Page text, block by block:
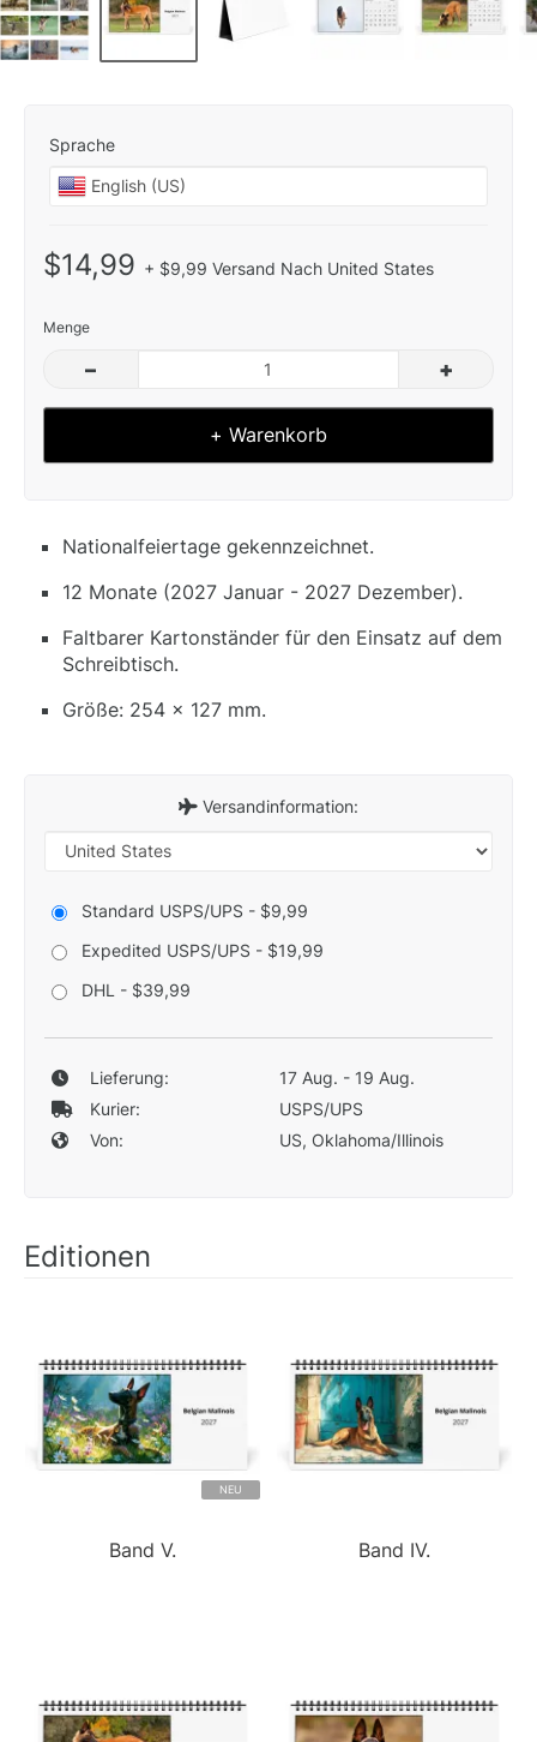
Sprache
$14,99 + $9,99 Versand Nach United States
Menge
– +
+ Warenkorb
Nationalfeiertage gekennzeichnet.
12 Monate (2027 Januar - 2027 Dezember).
Faltbarer Kartonständer für den Einsatz auf dem
Schreibtisch.
Größe: 254 x 127 mm.
Versandinformation:
Standard USPS/UPS - $9,99
Expedited USPS/UPS - $19,99
DHL - $39,99
Lieferung:
17 Aug. - 19 Aug.
Kurier:
USPS/UPS
Von:
US, Oklahoma/Illinois
Editionen
NEU
Band V. Band IV.